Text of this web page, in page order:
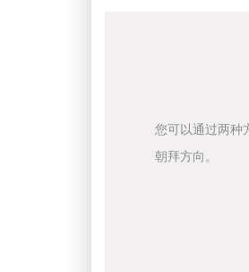
您可以通过两种
朝拜方向。